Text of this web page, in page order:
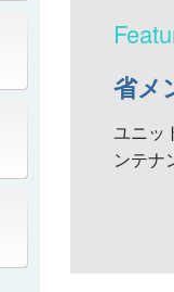
省メ
ユニッ
ンテナ